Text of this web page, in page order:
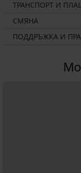
ТРАНСПОРТ И
СМЯНА
ПОДДРЪЖКА И